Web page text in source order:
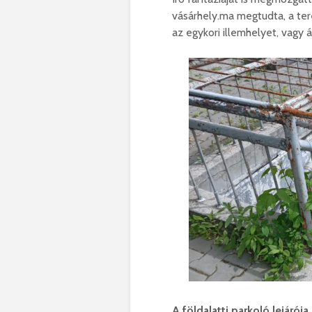
vásárhely.ma megtudta, a
az egykori illemhelyet, vagy